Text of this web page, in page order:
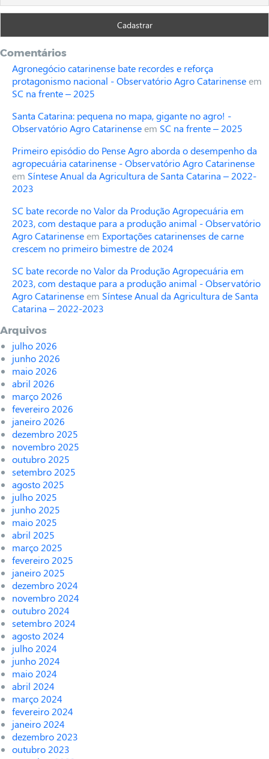
Comentários
Agronegócio catarinense bate recordes e reforça
protagonismo nacional - Observatório Agro Catarinenseem
SC na frente – 2025
Santa Catarina: pequena no mapa, gigante no agro! -
Observatório Agro Catarinenseem SC na frente – 2025
Primeiro episódio do Pense Agro aborda o desempenho da
agropecuária catarinense - Observatório Agro Catarinense
em Síntese Anual da Agricultura de Santa Catarina – 2022-
2023
SC bate recorde no Valor da Produção Agropecuária em
2023, com destaque para a produção animal - Observatório
Agro Catarinenseem Exportações catarinenses de carne
crescem no primeiro bimestre de 2024
SC bate recorde no Valor da Produção Agropecuária em
2023, com destaque para a produção animal - Observatório
Agro Catarinenseem Síntese Anual da Agricultura de Santa
Catarina – 2022-2023
Arquivos
julho 2026
junho 2026
maio 2026
abril 2026
março 2026
fevereiro 2026
janeiro 2026
dezembro 2025
novembro 2025
outubro 2025
setembro 2025
agosto 2025
julho 2025
junho 2025
maio 2025
abril 2025
março 2025
fevereiro 2025
janeiro 2025
dezembro 2024
novembro 2024
outubro 2024
setembro 2024
agosto 2024
julho 2024
junho 2024
maio 2024
abril 2024
março 2024
fevereiro 2024
janeiro 2024
dezembro 2023
outubro 2023